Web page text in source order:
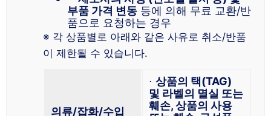
부품 가격 변동 등에 의해 무료 교환/반
품으로 요청하는 경우
※ 각 상품별로 아래와 같은 사유로 취소/반품
이 제한될 수 있습니다.
의류/잡화/수입
⋅ 상품의 택(TAG)
및 라벨의 멸실 또는
훼손, 상품의 사용